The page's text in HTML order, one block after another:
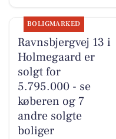
BOLIGMARKED
Ravnsbjergvej 13 i
Holmegaard er
solgt for
5.795.000 - se
køberen og 7
andre solgte
boliger